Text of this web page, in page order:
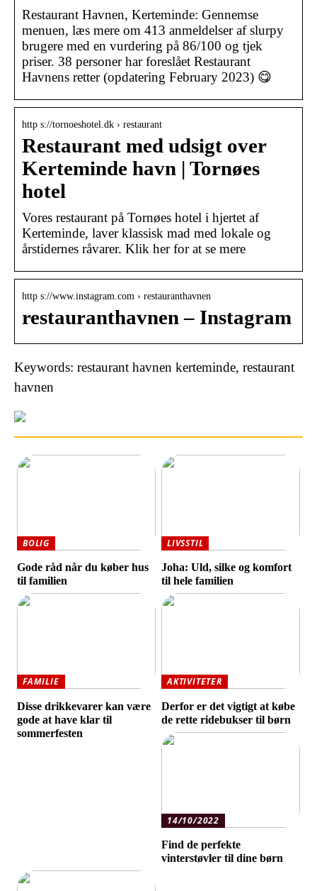
Restaurant Havnen, Kerteminde: Gennemse
menuen, læs mere om 413 anmeldelser af slurpy
brugere med en vurdering på 86/100 og tjek
priser. 38 personer har foreslået Restaurant
Havnens retter (opdatering February 2023) 😋
http s://tornoeshotel.dk › restaurant
Restaurant med udsigt over
Kerteminde havn | Tornøes
hotel
Vores restaurant på Tornøes hotel i hjertet af
Kerteminde, laver klassisk mad med lokale og
årstidernes råvarer. Klik her for at se mere
http s://www.instagram.com › restauranthavnen
restauranthavnen – Instagram
Keywords: restaurant havnen kerteminde, restaurant
havnen
BOLIG
Gode råd når du køber hus
til familien
LIVSSTIL
Joha: Uld, silke og komfort
til hele familien
FAMILIE
Disse drikkevarer kan være
gode at have klar til
sommerfesten
AKTIVITETER
Derfor er det vigtigt at købe
de rette ridebukser til børn
14/10/2022
Find de perfekte
vinterstøvler til dine børn